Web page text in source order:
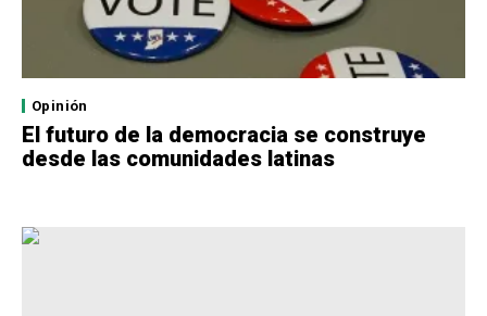
Opinión
El futuro de la democracia se construye
desde las comunidades latinas